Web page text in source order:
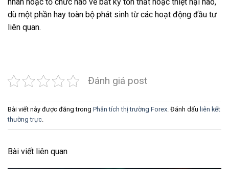
dù một phần hay toàn bộ phát sinh từ các hoạt động đầu tư
liên quan.
Đánh giá post
Bài viết này được đăng trong Phân tích thị trường Forex. Đánh dấu liên kết
thường trực.
Bài viết liên quan